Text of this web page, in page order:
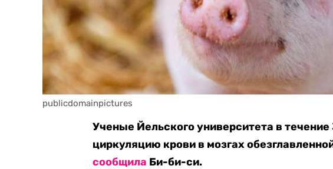
publicdomainpictures
Ученые Йельского университета в
циркуляцию крови в мозгах
сообщила Би-би-си.